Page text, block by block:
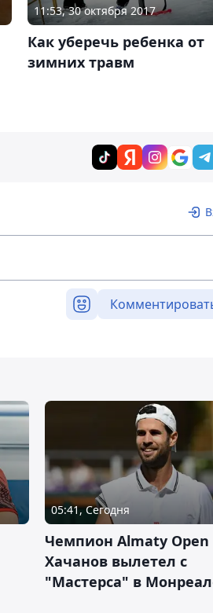
11:53, 30 октября 2017
Как уберечь ребенка от
зимних травм
05:41, Сегодня
Чемпион Almaty Open
Хачанов вылетел с
"Мастерса" в